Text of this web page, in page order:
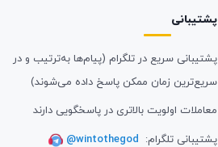
پشتیبانی
پشتیبانی سریع در تلگرام (پیام‌ها به‌ترتیب و در
سریع‌ترین زمان ممکن پاسخ داده می‌شوند)
معاملات اولویت بالاتری در پاسخگویی دارند
پشتیبانی تلگرام: @wintothegod